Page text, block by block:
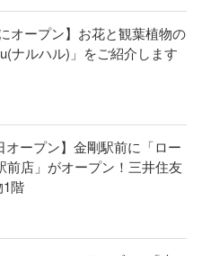
オープン】お花と観葉植物の
ナルハル)」をご紹介します
オープン】金剛駅前に「ロー
前店」がオープン！三井住友
階